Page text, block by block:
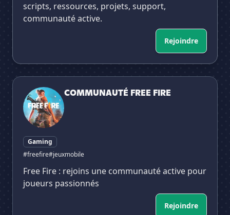
scripts, ressources, projets, support,
communauté active.
Rejoindre
COMMUNAUTÉ FREE FIRE
COMMUNAUTÉ FREE FIRE
Gaming
#freefire#jeuxmobile
Free Fire : rejoins une communauté active pour
joueurs passionnés
Rejoindre